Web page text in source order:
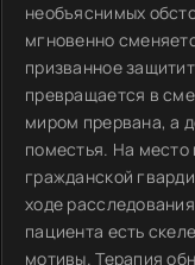
необъяснимых
мгновенно
призванное
превращается в
миром прервана, а
поместья. На место
гражданской
ходе
пациента есть
мотивы. Терапия